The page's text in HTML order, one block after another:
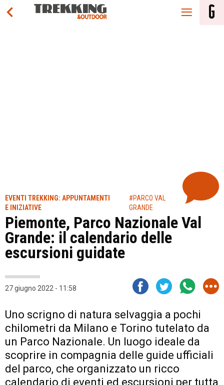
EVENTI TREKKING: APPUNTAMENTI
E INIZIATIVE
#PARCO VAL
GRANDE
Piemonte, Parco Nazionale Val
Grande: il calendario delle
escursioni guidate
27 giugno 2022 - 11:58
Uno scrigno di natura selvaggia a pochi
chilometri da Milano e Torino tutelato da
un Parco Nazionale. Un luogo ideale da
scoprire in compagnia delle guide ufficiali
del parco, che organizzato un ricco
calendario di eventi ed escursioni per tutta